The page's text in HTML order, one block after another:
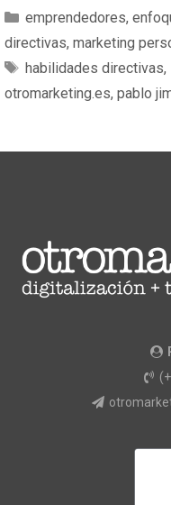
emprendedores,
directivas, marketing
habilidades directivas,
otromarketing.es, pablo